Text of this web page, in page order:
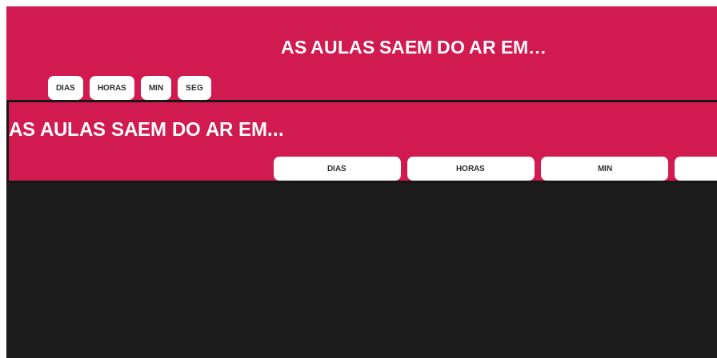
AS AULAS SAEM DO AR EM…
DIAS HORAS MIN SEG
AS AULAS SAEM DO AR EM...
DIAS HORAS MIN